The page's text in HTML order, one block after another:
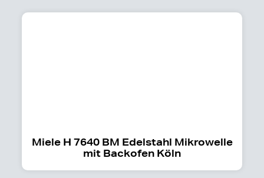
Miele H 7640 BM Edelstahl Mikrowelle
mit Backofen Köln